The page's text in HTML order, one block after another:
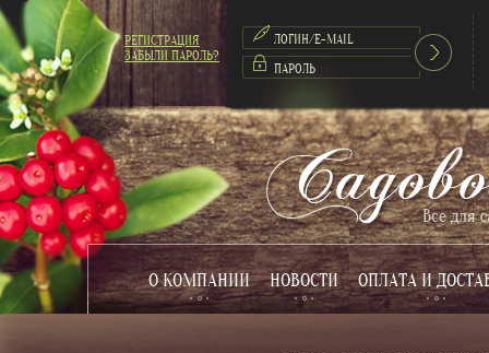
О КОМПАНИИ НОВОСТИ ОПЛАТА И
РЕГИСТРАЦИЯ
ЗАБЫЛИ ПАРОЛЬ?